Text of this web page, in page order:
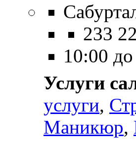
233
10:00
Услуги
услуги,
Маникюр,